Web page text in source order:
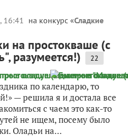
16:41 на конкурс «Сладкие
на простокваше (с
разумеется!) 22
по календарю, то
— решила я и достала все
с чаем это как-то
не ищем, посему было
Оладьи на...